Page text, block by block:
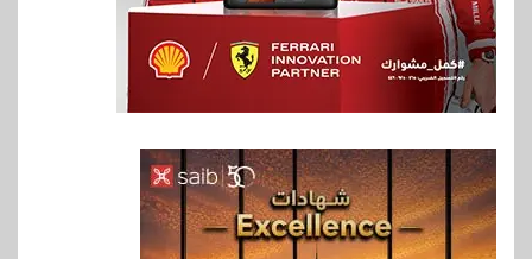
6 اخبار
فيكسد مصر و”حلول” تتشاركان
في تطوير أول منصة للسياحة
الصحية في مصر والشرق الأوسط
وأفريقيا Tour4Cure